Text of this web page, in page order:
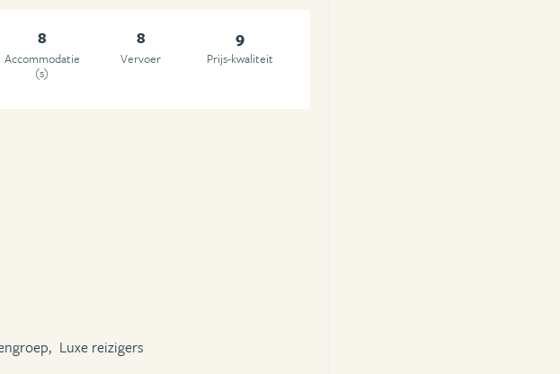
8
Accommodatie
(s)
8
Vervoer
9
Prijs-kwaliteit
Luxe reizigers